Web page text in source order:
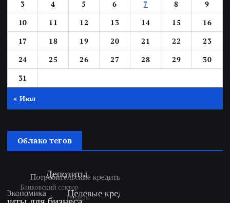
3
4 5 6 7 8
9
10
11 12 13 14 15
16
17
18 19 20 21 22
23
24
25 26 27 28 29
30
31
« Июл
Облако тегов